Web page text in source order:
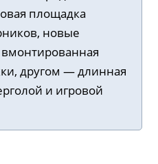
площадка
новые
другом — длинная
и игровой